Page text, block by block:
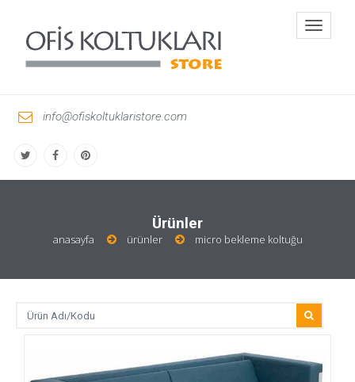
info@ofiskoltuklaristore.com
Toggle
Ürünler
anasayfa ürünler micro bekleme koltuğu